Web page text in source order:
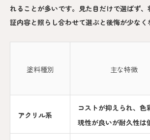
れることが多いです。見た目だけで選ばず
証内容と照らし合わせて選ぶと後悔が少なく
塗料種別 主な特徴
アクリル系
コストが抑えられ、色
現性が良いが耐久性は